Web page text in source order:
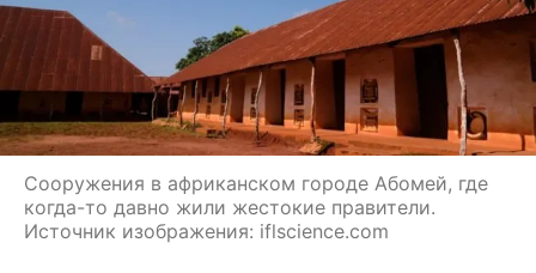
Сооружения в африканском городе Абомей, где
когда-то давно жили жестокие правители.
Источник изображения: iflscience.com